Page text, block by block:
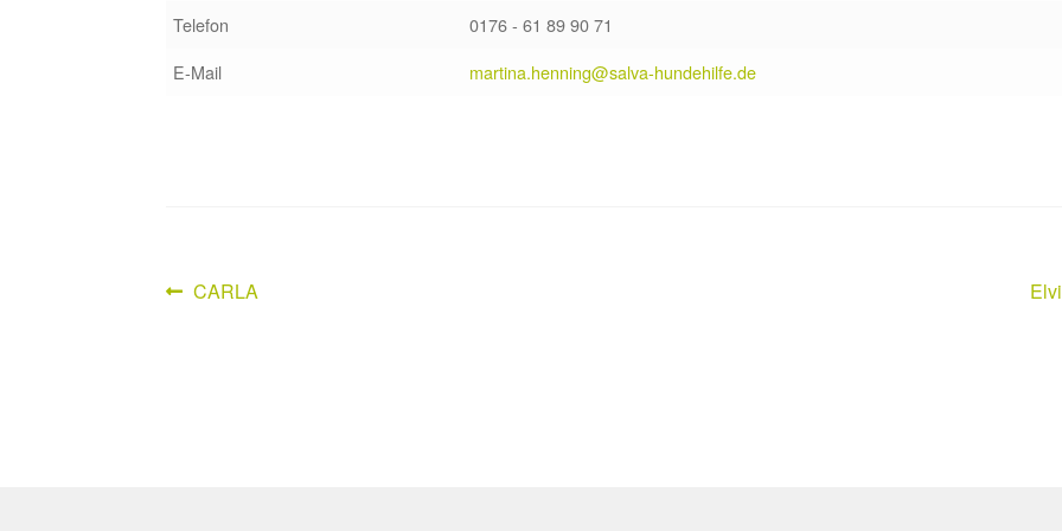
Telefon
0176 - 61 89 90 71
E-Mail
martina.henning@salva-hundehilfe.de
Beitragsnavigation
Vorheriger
CARLA